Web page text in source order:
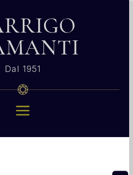
Dal 1951
a